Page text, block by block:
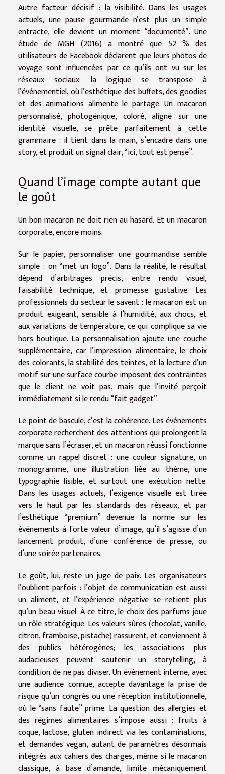
Autre facteur décisif : la visibilité. Dans les usages
actuels, une pause gourmande n’est plus un simple
entracte, elle devient un moment “documenté”. Une
étude de MGH (2016) a montré que 52 % des
utilisateurs de Facebook déclarent que leurs photos de
voyage sont influencées par ce qu’ils ont vu sur les
réseaux sociaux; la logique se transpose à
l’événementiel, où l’esthétique des buffets, des goodies
et des animations alimente le partage. Un macaron
personnalisé, photogénique, coloré, aligné sur une
identité visuelle, se prête parfaitement à cette
grammaire : il tient dans la main, s’encadre dans une
story, et produit un signal clair, “ici, tout est pensé”.
Quand l’image compte autant que
le goût
Un bon macaron ne doit rien au hasard. Et un macaron
corporate, encore moins.
Sur le papier, personnaliser une gourmandise semble
simple : on “met un logo”. Dans la réalité, le résultat
dépend d’arbitrages précis, entre rendu visuel,
faisabilité technique, et promesse gustative. Les
professionnels du secteur le savent : le macaron est un
produit exigeant, sensible à l’humidité, aux chocs, et
aux variations de température, ce qui complique sa vie
hors boutique. La personnalisation ajoute une couche
supplémentaire, car l’impression alimentaire, le choix
des colorants, la stabilité des teintes, et la lecture d’un
motif sur une surface courbe imposent des contraintes
que le client ne voit pas, mais que l’invité perçoit
immédiatement si le rendu “fait gadget”.
Le point de bascule, c’est la cohérence. Les événements
corporate recherchent des attentions qui prolongent la
marque sans l’écraser, et un macaron réussi fonctionne
comme un rappel discret : une couleur signature, un
monogramme, une illustration liée au thème, une
typographie lisible, et surtout une exécution nette.
Dans les usages actuels, l’exigence visuelle est tirée
vers le haut par les standards des réseaux, et par
l’esthétique “premium” devenue la norme sur les
événements à forte valeur d’image, qu’il s’agisse d’un
lancement produit, d’une conférence de presse, ou
d’une soirée partenaires.
Le goût, lui, reste un juge de paix. Les organisateurs
l’oublient parfois : l’objet de communication est aussi
un aliment, et l’expérience négative se retient plus
qu’un beau visuel. À ce titre, le choix des parfums joue
un rôle stratégique. Les valeurs sûres (chocolat, vanille,
citron, framboise, pistache) rassurent, et conviennent à
des publics hétérogènes; les associations plus
audacieuses peuvent soutenir un storytelling, à
condition de ne pas diviser. Un événement interne, avec
une audience connue, accepte davantage la prise de
risque qu’un congrès ou une réception institutionnelle,
où le “sans faute” prime. La question des allergies et
des régimes alimentaires s’impose aussi : fruits à
coque, lactose, gluten indirect via les contaminations,
et demandes vegan, autant de paramètres désormais
intégrés aux cahiers des charges, même si le macaron
classique, à base d’amande, limite mécaniquement